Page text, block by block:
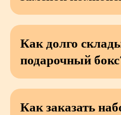
Как долго
подарочный
Как заказать